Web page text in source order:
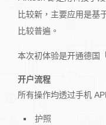
比较新，主要应用是基
比较普遍。
本次初体验是开通德国
开户流程
所有操作均透过手机
护照